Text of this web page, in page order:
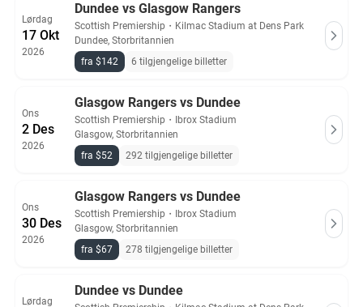
Lørdag
17 Okt
2026
Dundee vs Glasgow Rangers
Scottish Premiership ・ Kilmac Stadium at Dens Park
Dundee, Storbritannien
fra $142
6 tilgjengelige billetter
Ons
2 Des
2026
Glasgow Rangers vs Dundee
Scottish Premiership ・
Ibrox Stadium
Glasgow, Storbritannien
fra $52
292 tilgjengelige billetter
Ons
30 Des
2026
Glasgow Rangers vs Dundee
Scottish Premiership ・
Ibrox Stadium
Glasgow, Storbritannien
fra $67
278 tilgjengelige billetter
Lørdag
Dundee vs Dundee